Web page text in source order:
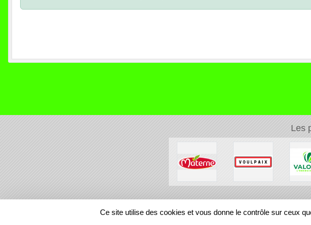
Les
REGIONS
Ce site utilise des cookies et vous donne le contrôle sur ceux